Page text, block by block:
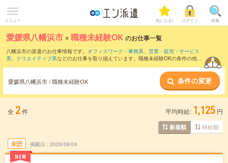
メニュー 気になる! ログイン 検索
愛媛県八幡浜市 ×職種未経験OK のお仕事一覧
八幡浜市の派遣のお仕事情報です。 オフィスワーク・事務系、 営業・販売・サービス
系、 クリエイティブ系などのお仕事を取り揃えています。職種未経験OKの条件の他
愛媛県八幡浜市 / 職種未経験OK 条件の変更
全 2件 平均時給: 1,125 円
新着順 時給順
未読
NEW
掲載日 2026/08/06